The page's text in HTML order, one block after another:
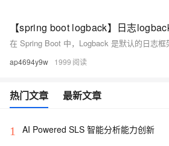
【spring boot logback】日志
ap4694y9w 1999
热门文章 最新文章
1 AI Powered SLS 智能分析能力创新